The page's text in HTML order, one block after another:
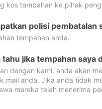
kos tambahan ke pihak
polisi pembatalan
tempahan anda.
jika tempahan saya
dengan kami, anda akan
mail anda. Jika anda tidak
mereka telah menerima